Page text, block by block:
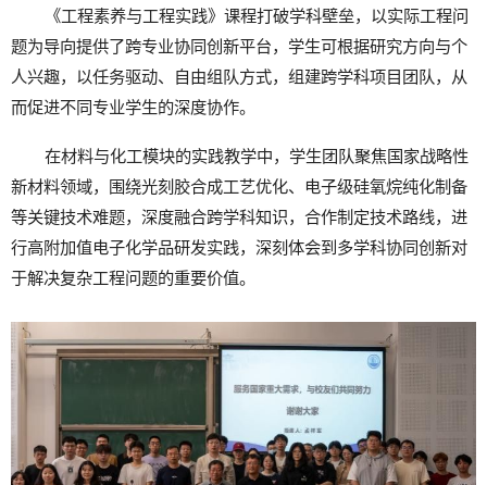
《工程素养与工程实践》课程打破学科壁垒，以实际工程问
题为导向提供了跨专业协同创新平台，学生可根据研究方向与个
人兴趣，以任务驱动、自由组队方式，组建跨学科项目团队，从
而促进不同专业学生的深度协作。
在材料与化工模块的实践教学中，学生团队聚焦国家战略性
新材料领域，围绕光刻胶合成工艺优化、电子级硅氧烷纯化制备
等关键技术难题，深度融合跨学科知识，合作制定技术路线，进
行高附加值电子化学品研发实践，深刻体会到多学科协同创新对
于解决复杂工程问题的重要价值。